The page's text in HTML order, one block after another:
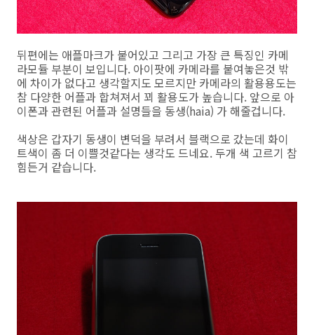
뒤편에는 애플마크가 붙어있고 그리고 가장 큰 특징인 카메
라모듈 부분이 보입니다. 아이팟에 카메라를 붙여놓은것 밖
에 차이가 없다고 생각할지도 모르지만 카메라의 활용용도는
참 다양한 어플과 합쳐져서 꾀 활용도가 높습니다. 앞으로 아
이폰과 관련된 어플과 설명들을 동생(haia) 가 해줄겁니다.
색상은 갑자기 동생이 변덕을 부려서 블랙으로 갔는데 화이
트색이 좀 더 이쁠것같다는 생각도 드네요. 두개 색 고르기 참
힘든거 같습니다.